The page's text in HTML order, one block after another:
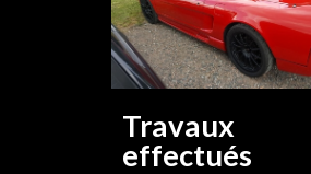
Travaux
effectués